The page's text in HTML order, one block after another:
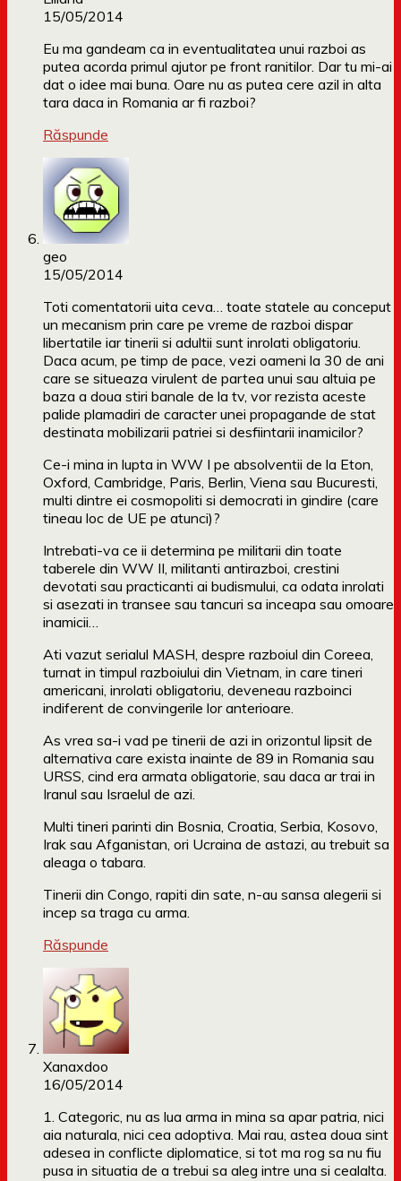
15/05/2014
Eu ma gandeam ca in eventualitatea unui razboi as
putea acorda primul ajutor pe front ranitilor. Dar tu mi-ai
dat o idee mai buna. Oare nu as putea cere azil in alta
tara daca in Romania ar fi razboi?
Răspunde
geo
15/05/2014
Toti comentatorii uita ceva… toate statele au conceput
un mecanism prin care pe vreme de razboi dispar
libertatile iar tinerii si adultii sunt inrolati obligatoriu.
Daca acum, pe timp de pace, vezi oameni la 30 de ani
care se situeaza virulent de partea unui sau altuia pe
baza a doua stiri banale de la tv, vor rezista aceste
palide plamadiri de caracter unei propagande de stat
destinata mobilizarii patriei si desfiintarii inamicilor?
Ce-i mina in lupta in WW I pe absolventii de la Eton,
Oxford, Cambridge, Paris, Berlin, Viena sau Bucuresti,
multi dintre ei cosmopoliti si democrati in gindire (care
tineau loc de UE pe atunci)?
Intrebati-va ce ii determina pe militarii din toate
taberele din WW II, militanti antirazboi, crestini
devotati sau practicanti ai budismului, ca odata inrolati
si asezati in transee sau tancuri sa inceapa sau omoare
inamicii…
Ati vazut serialul MASH, despre razboiul din Coreea,
turnat in timpul razboiului din Vietnam, in care tineri
americani, inrolati obligatoriu, deveneau razboinci
indiferent de convingerile lor anterioare.
As vrea sa-i vad pe tinerii de azi in orizontul lipsit de
alternativa care exista inainte de 89 in Romania sau
URSS, cind era armata obligatorie, sau daca ar trai in
Iranul sau Israelul de azi.
Multi tineri parinti din Bosnia, Croatia, Serbia, Kosovo,
Irak sau Afganistan, ori Ucraina de astazi, au trebuit sa
aleaga o tabara.
Tinerii din Congo, rapiti din sate, n-au sansa alegerii si
incep sa traga cu arma.
Răspunde
Xanaxdoo
16/05/2014
1. Categoric, nu as lua arma in mina sa apar patria, nici
aia naturala, nici cea adoptiva. Mai rau, astea doua sint
adesea in conflicte diplomatice, si tot ma rog sa nu fiu
pusa in situatia de a trebui sa aleg intre una si cealalta.